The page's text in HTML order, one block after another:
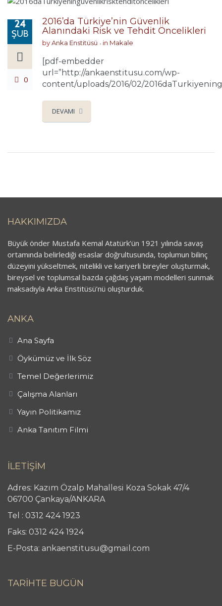
24
ŞUB
0
2016’da Türkiye’nin Güvenlik
Alanındaki Risk ve Tehdit Öncelikleri
byAnka Enstitüsü in Makale
[pdf-embedder
url=”http://ankaenstitusu.com/wp-
content/uploads/2016/02/
DEVAMI
HAKKIMIZDA
Büyük önder Mustafa Kemal Atatürk’ün 1921 yılında savaş
ortamında belirlediği esaslar doğrultusunda, toplumun bilinç
düzeyini yükseltmek, nitelikli ve kariyerli bireyler oluşturmak,
bireysel ve toplumsal bazda çağdaş yaşam modelleri sunmak
maksadıyla Anka Enstitüsü’nü oluşturduk.
ANKA
Ana Sayfa
Öykümüz ve İlk Söz
Temel Değerlerimiz
Çalışma Alanları
Yayın Politikamız
Anka Tanıtım Filmi
İLETİŞİM
Adres: Kazım Özalp Mahallesi Koza Sokak 47/4
06700 Çankaya/ANKARA
Tel : 0312 424 1923
Faks: 0312 424 1924
E-Posta: ankaenstitusu@gmail.com
TARİHTE BUGÜN